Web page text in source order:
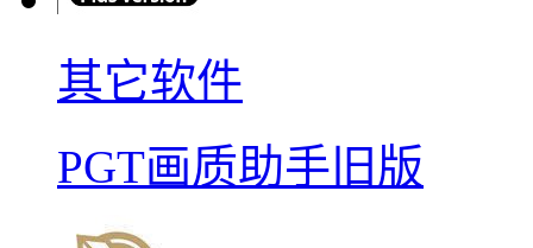
其它软件
PGT画质助手旧版